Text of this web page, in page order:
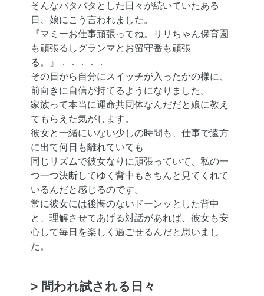
そんなバタバタとした日々が続いていたある
日、娘にこう言われました。
『マミーお仕事頑張ってね。リリちゃん保育園
も頑張るしグランマとお留守番も頑張
る。』．．．．．
その日から自分にスイッチが入ったかの様に、
前向きに自信が持てるようになりました。
家族って本当に運命共同体なんだだと娘に教え
てもらえた気がします。
彼女と一緒にいない少しの時間も、仕事で遠方
に出て何日も離れていても
同じリズムで彼女なりに頑張っていて、私の一
つ一つ決断してゆく背中もきちんと見てくれて
いるんだと感じるのです。
常に彼女には後悔のないドーンッとした背中
と、理解させてあげる対話があれば、彼女も安
心して毎日を楽しく過ごせるんだと思いまし
た。
> 問われ試される日々